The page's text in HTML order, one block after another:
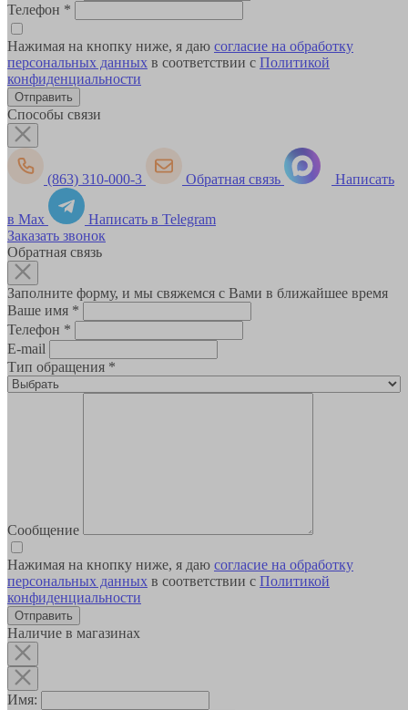
Телефон *
Нажимая на кнопку ниже, я даю согласие на обработку
персональных данных в соответствии с Политикой
конфиденциальности
Способы связи
(863) 310-000-3 Обратная связь Написать
в Max
Написать в Telegram
Заказать звонок
Обратная связь
Заполните форму, и мы свяжемся с Вами в ближайшее время
Ваше имя *
Телефон *
E-mail
Тип обращения *
Сообщение
Нажимая на кнопку ниже, я даю согласие на обработку
персональных данных в соответствии с Политикой
конфиденциальности
Наличие в магазинах
Имя: